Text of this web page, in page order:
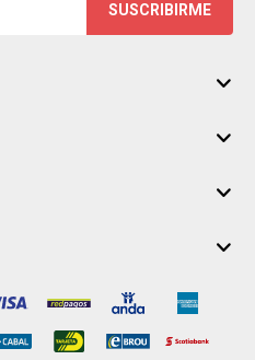
SUSCRIBIRME